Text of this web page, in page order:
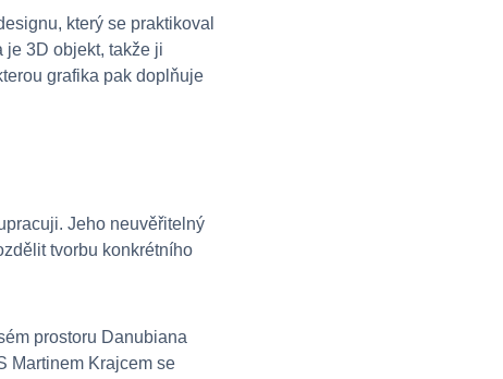
který se praktikoval
3D objekt, takže ji
grafika pak doplňuje
Jeho neuvěřitelný
tvorbu konkrétního
prostoru Danubiana
Martinem Krajcem se